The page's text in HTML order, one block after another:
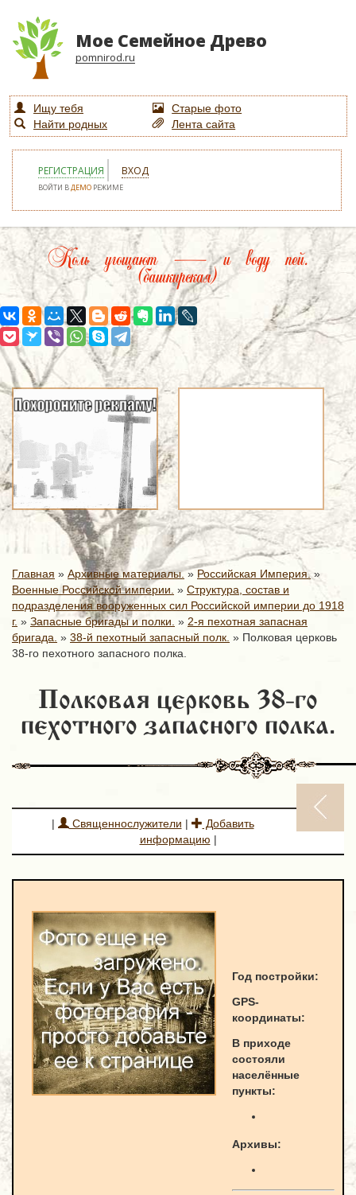
Мое Семейное Древо
pomnirod.ru
Ищу тебя
Старые фото
Найти родных
Лента сайта
РЕГИСТРАЦИЯ ВХОД
ВОЙТИ ВДЕМО РЕЖИМЕ
Коль угощают — и воду пей.
(башкирская)
Главная » Архивные материалы.» Российская Империя. »
Военные Российской империи. » Структура, состав и
подразделения вооруженных сил Российской империи до 1918
г. » Запасные бригады и полки. » 2-я пехотная запасная
бригада. » 38-й пехотный запасный полк. » Полковая церковь
38-го пехотного запасного полка.
Полковая церковь 38-го
пехотного запасного полка.
| Священнослужители |
Добавить
информацию |
Год постройки:
GPS-
координаты:
В приходе
состояли
населённые
пункты:
Архивы: